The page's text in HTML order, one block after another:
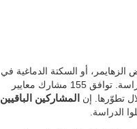
خطر تطوّر مرض الزهايمر، أو السكتة الدماغية في
المستقبل. سنة واحدة بعد هذا التقييم، قدّم لهم إمكانية المشاركة في هذه الدراسة. توافق 155 مشارك معايير
المشاركين الباقيين